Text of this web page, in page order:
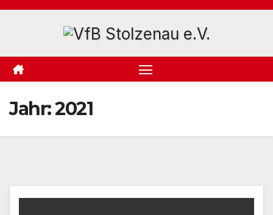
Zum
Jahr:2021